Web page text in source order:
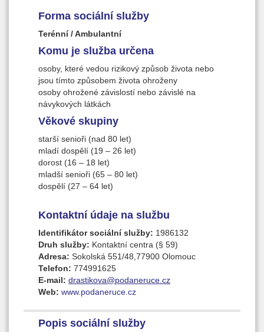
Forma sociální služby
Terénní / Ambulantní
Komu je služba určena
osoby, které vedou rizikový způsob života nebo
jsou tímto způsobem života ohroženy
osoby ohrožené závislostí nebo závislé na
návykových látkách
Věkové skupiny
starší senioři (nad 80 let)
mladí dospělí (19 – 26 let)
dorost (16 – 18 let)
mladší senioři (65 – 80 let)
dospělí (27 – 64 let)
Kontaktní údaje na službu
Identifikátor sociální služby: 1986132
Druh služby: Kontaktní centra (§ 59)
Adresa: Sokolská 551/48,77900 Olomouc
Telefon: 774991625
E-mail: drastikova@podaneruce.cz
Web: www.podaneruce.cz
Popis sociální služby